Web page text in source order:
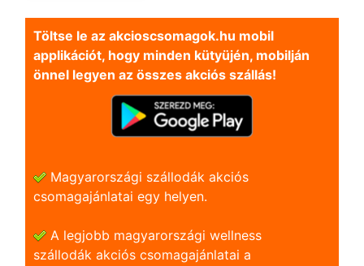
Töltse le az akcioscsomagok.hu mobil
applikációt, hogy minden kütyüjén, mobilján
önnel legyen az összes akciós szállás!
Magyarországi szállodák akciós
csomagajánlatai egy helyen.
A legjobb magyarországi wellness
szállodák akciós csomagajánlatai a